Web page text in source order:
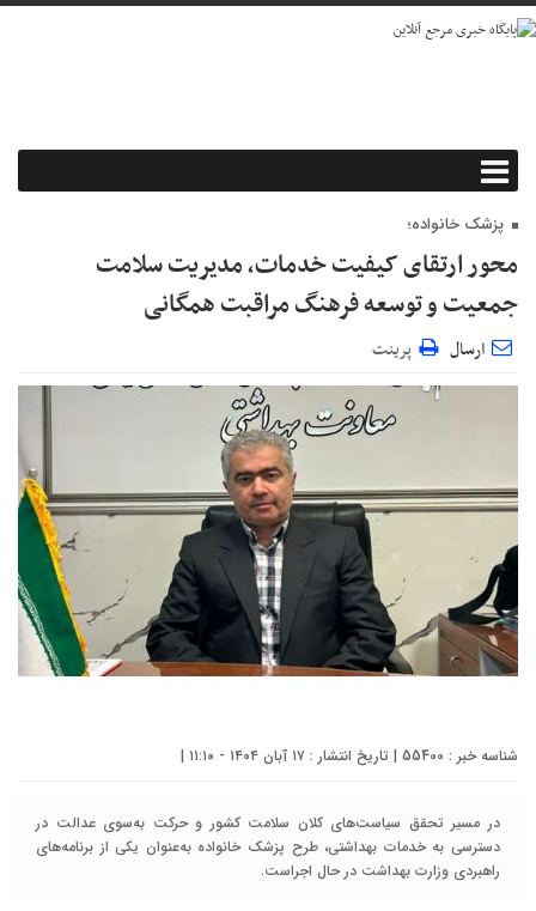
پزشک خانواده؛
محور ارتقای کیفیت خدمات، مدیریت سلامت
جمعیت و توسعه فرهنگ مراقبت همگانی
ارسال پرینت
شناسه خبر : 55400 | تاریخ انتشار : ۱۷ آبان ۱۴۰۴ - ۱۱:۱۰ |
در مسیر تحقق سیاست‌های کلان سلامت کشور و حرکت به‌سوی عدالت در
دسترسی به خدمات بهداشتی، طرح پزشک خانواده به‌عنوان یکی از برنامه‌های
راهبردی وزارت بهداشت در حال اجراست.